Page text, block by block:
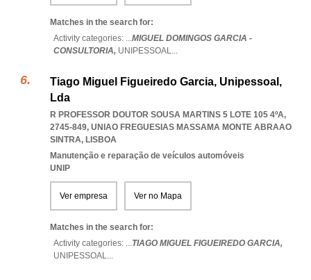
Matches in the search for:
Activity categories: ...MIGUEL DOMINGOS GARCIA -
CONSULTORIA, UNIPESSOAL...
Tiago Miguel Figueiredo Garcia, Unipessoal,
Lda
R PROFESSOR DOUTOR SOUSA MARTINS 5 LOTE 105 4ºA,
2745-849, UNIAO FREGUESIAS MASSAMA MONTE ABRAAO
SINTRA, LISBOA
Manutenção e reparação de veículos automóveis
UNIP
Ver empresa Ver no Mapa
Matches in the search for:
Activity categories: ...TIAGO MIGUEL FIGUEIREDO GARCIA,
UNIPESSOAL...